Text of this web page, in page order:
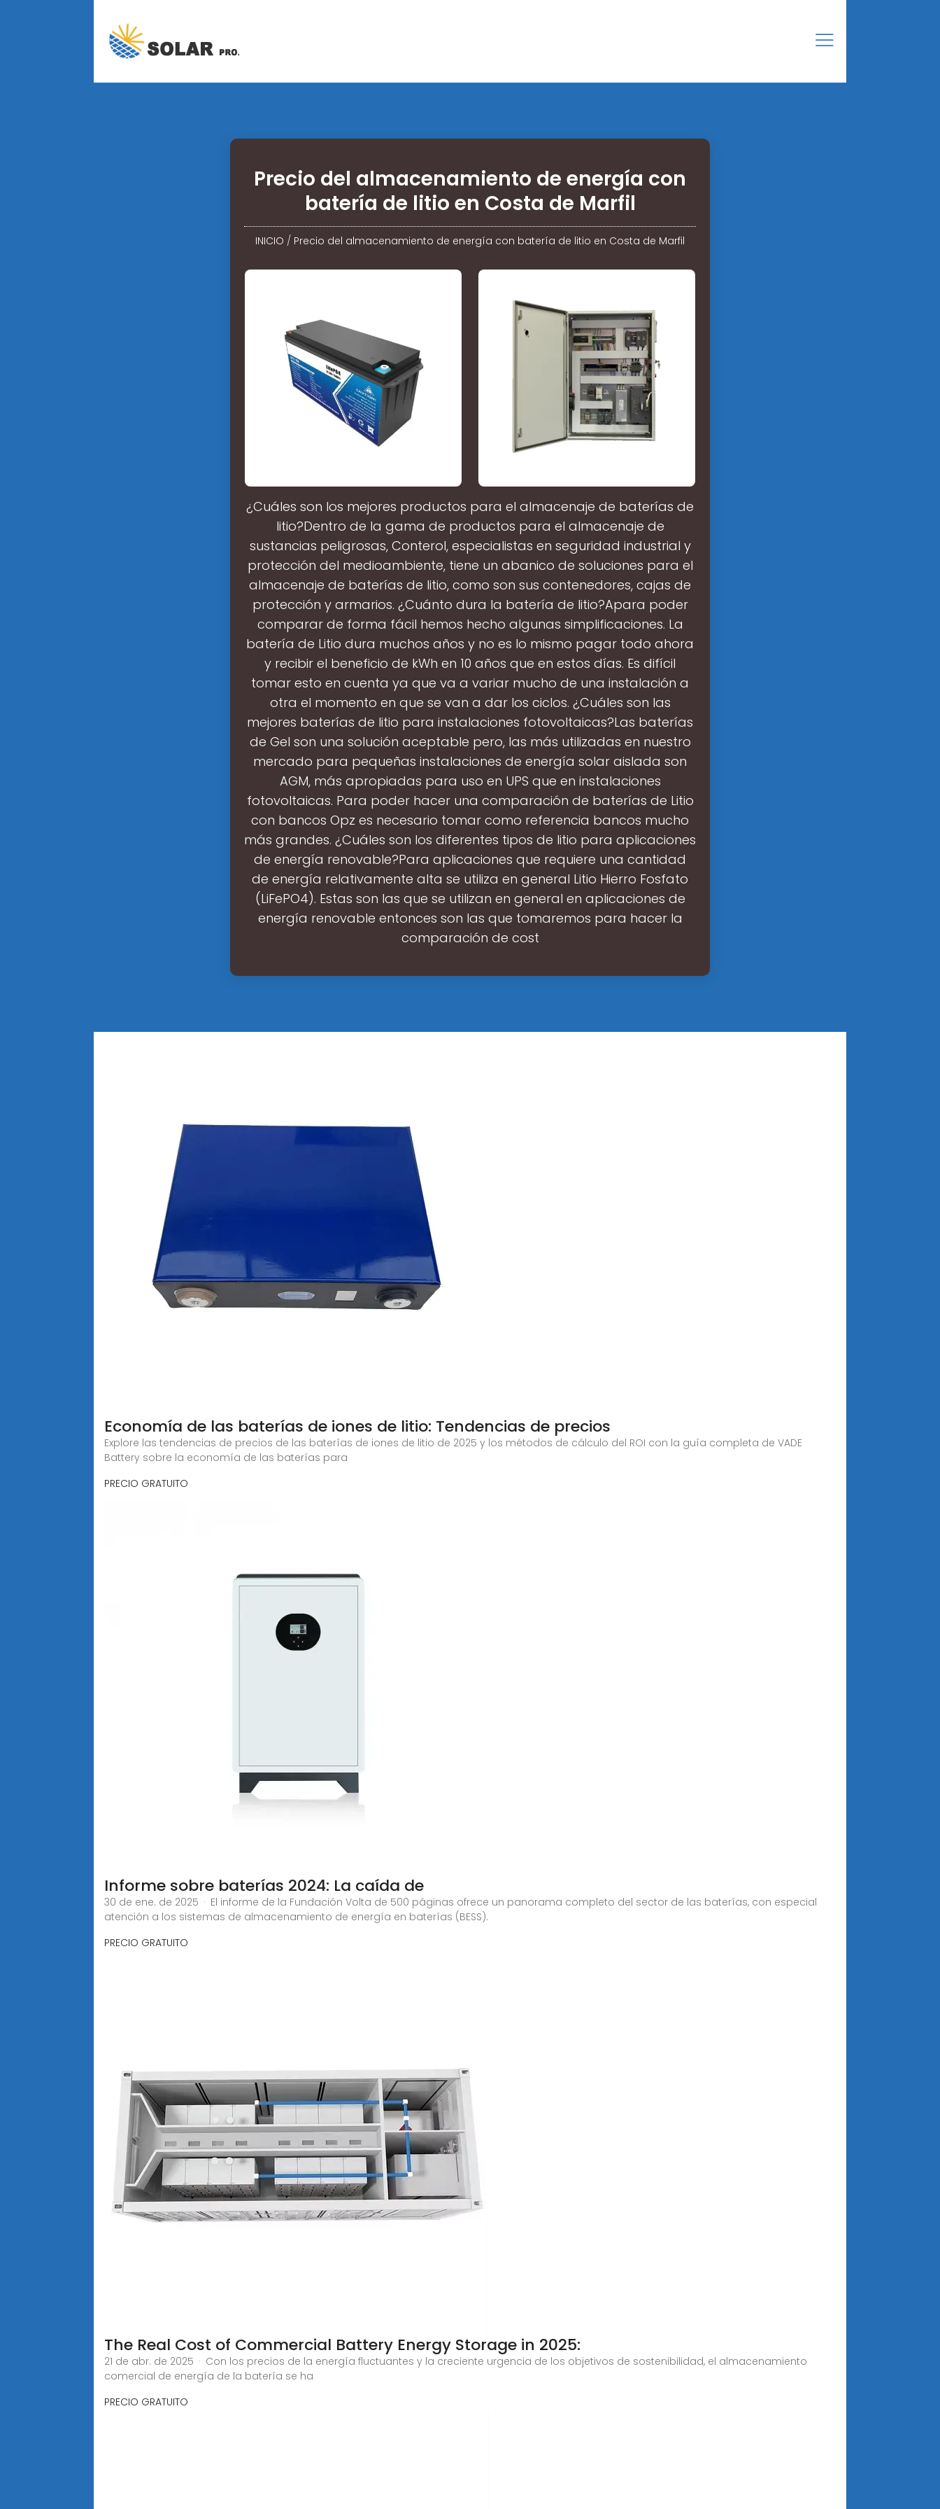
Precio del almacenamiento de energía con
batería de litio en Costa de Marfil
INICIO / Precio del almacenamiento de energía con batería de litio en Costa de Marfil
¿Cuáles son los mejores productos para el almacenaje de baterías de
litio?Dentro de la gama de productos para el almacenaje de
sustancias peligrosas, Conterol, especialistas en seguridad industrial y
protección del medioambiente, tiene un abanico de soluciones para el
almacenaje de baterías de litio, como son sus contenedores, cajas de
protección y armarios. ¿Cuánto dura la batería de litio?Apara poder
comparar de forma fácil hemos hecho algunas simplificaciones. La
batería de Litio dura muchos años y no es lo mismo pagar todo ahora
y recibir el beneficio de kWh en 10 años que en estos días. Es difícil
tomar esto en cuenta ya que va a variar mucho de una instalación a
otra el momento en que se van a dar los ciclos. ¿Cuáles son las
mejores baterías de litio para instalaciones fotovoltaicas?Las baterías
de Gel son una solución aceptable pero, las más utilizadas en nuestro
mercado para pequeñas instalaciones de energía solar aislada son
AGM, más apropiadas para uso en UPS que en instalaciones
fotovoltaicas. Para poder hacer una comparación de baterías de Litio
con bancos Opz es necesario tomar como referencia bancos mucho
más grandes. ¿Cuáles son los diferentes tipos de litio para aplicaciones
de energía renovable?Para aplicaciones que requiere una cantidad
de energía relativamente alta se utiliza en general Litio Hierro Fosfato
(LiFePO4). Estas son las que se utilizan en general en aplicaciones de
energía renovable entonces son las que tomaremos para hacer la
comparación de cost
Economía de las baterías de iones de litio: Tendencias de precios
Explore las tendencias de precios de las baterías de iones de litio de 2025 y los métodos de cálculo del ROI con la guía completa de VADE
Battery sobre la economía de las baterías para
PRECIO GRATUITO
Informe sobre baterías 2024: La caída de
30 de ene. de 2025 · El informe de la Fundación Volta de 500 páginas ofrece un panorama completo del sector de las baterías, con especial
atención a los sistemas de almacenamiento de energía en baterías (BESS).
PRECIO GRATUITO
The Real Cost of Commercial Battery Energy Storage in 2025:
21 de abr. de 2025 · Con los precios de la energía fluctuantes y la creciente urgencia de los objetivos de sostenibilidad, el almacenamiento
comercial de energía de la batería se ha
PRECIO GRATUITO